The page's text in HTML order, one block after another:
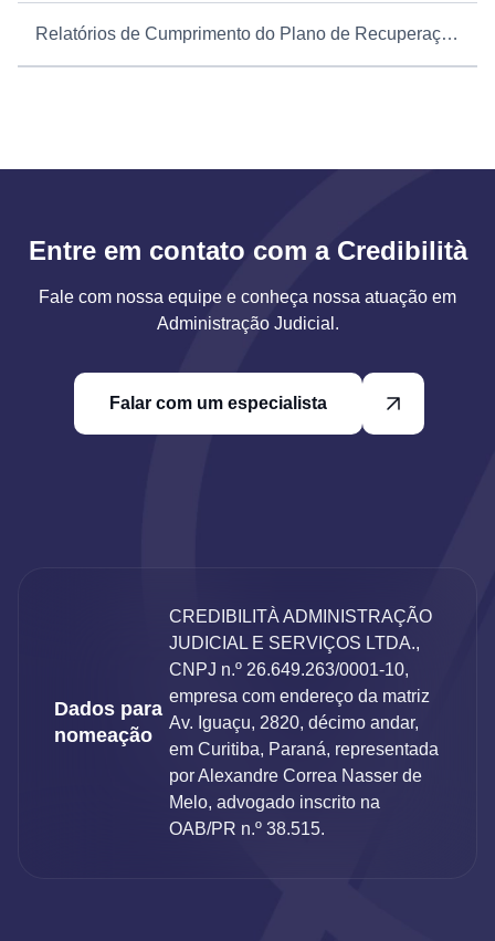
Relatórios de Cumprimento do Plano de Recuperação Judicial
Entre em contato com a Credibilità
Fale com nossa equipe e conheça nossa atuação em
Administração Judicial.
Falar com um especialista
Dados para
nomeação
CREDIBILITÀ ADMINISTRAÇÃO
JUDICIAL E SERVIÇOS LTDA.,
CNPJ n.º 26.649.263/0001-10,
empresa com endereço da matriz
Av. Iguaçu, 2820, décimo andar,
em Curitiba, Paraná, representada
por Alexandre Correa Nasser de
Melo, advogado inscrito na
OAB/PR n.º 38.515.